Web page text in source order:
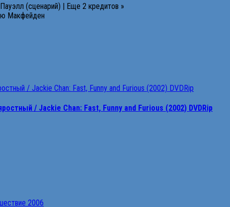
(сценарий) | Еще 2 кредитов »
Макфейден
/ Jackie Chan: Fast, Funny and Furious (2002) DVDRip